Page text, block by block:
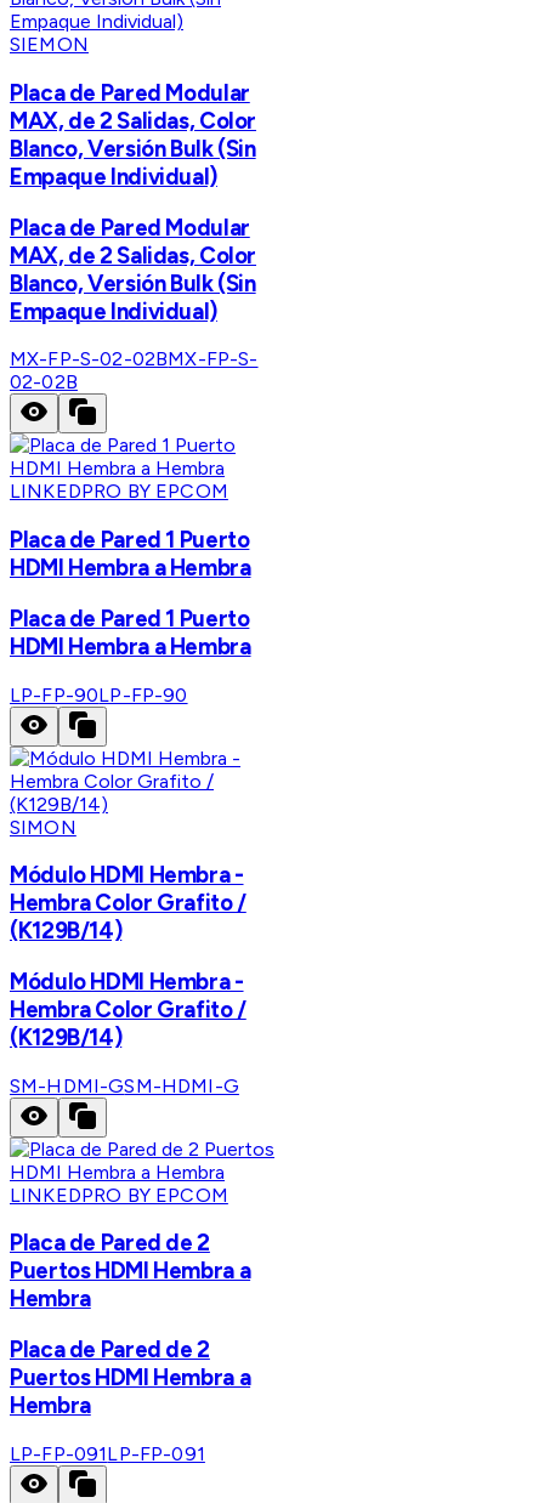
SIEMON
Placa de Pared Modular
MAX, de 2 Salidas, Color
Blanco, Versión Bulk (Sin
Empaque Individual)
Placa de Pared Modular
MAX, de 2 Salidas, Color
Blanco, Versión Bulk (Sin
Empaque Individual)
MX-FP-S-02-02BMX-FP-S-
02-02B
LINKEDPRO BY EPCOM
Placa de Pared 1 Puerto
HDMI Hembra a Hembra
Placa de Pared 1 Puerto
HDMI Hembra a Hembra
LP-FP-90LP-FP-90
SIMON
Módulo HDMI Hembra -
Hembra Color Grafito /
(K129B/14)
Módulo HDMI Hembra -
Hembra Color Grafito /
(K129B/14)
SM-HDMI-GSM-HDMI-G
LINKEDPRO BY EPCOM
Placa de Pared de 2
Puertos HDMI Hembra a
Hembra
Placa de Pared de 2
Puertos HDMI Hembra a
Hembra
LP-FP-091LP-FP-091